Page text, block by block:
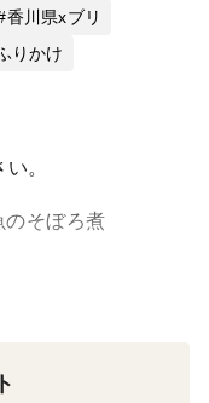
香川県xブリ
りかけ
。
のそぼろ煮
と香ばしい鯛やぶ